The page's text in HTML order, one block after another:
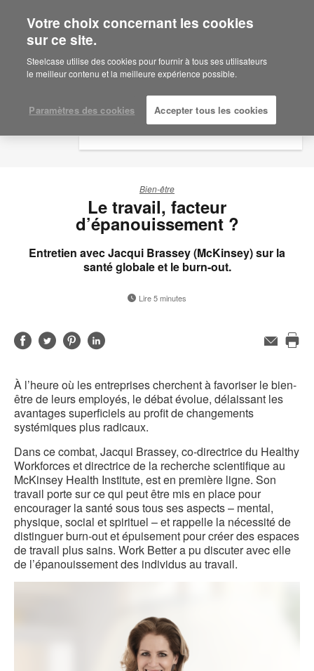
Are you in United States?
Would you like to see Products we sell in
your region?
English
Bien-être
Le travail, facteur
d’épanouissement ?
Entretien avec Jacqui Brassey (McKinsey) sur la
santé globale et le burn-out.
Lire 5 minutes
Partager
PartagerPartagerPartager
Adresse
À l’heure où les entreprises cherchent à favoriser le bien-
être de leurs employés, le débat évolue, délaissant les
avantages superficiels au profit de changements
systémiques plus radicaux.
Dans ce combat, Jacqui Brassey, co-directrice du Healthy
Workforces et directrice de la recherche scientifique au
McKinsey Health Institute, est en première ligne. Son
travail porte sur ce qui peut être mis en place pour
encourager la santé sous tous ses aspects – mental,
physique, social et spirituel – et rappelle la nécessité de
distinguer burn-out et épuisement pour créer des espaces
de travail plus sains. Work Better a pu discuter avec elle
de l’épanouissement des individus au travail.
Votre choix concernant les cookies
sur ce site.
Steelcase utilise des cookies pour fournir à tous ses utilisateurs
le meilleur contenu et la meilleure expérience possible.
Paramètres des cookies Accepter tous les cookies